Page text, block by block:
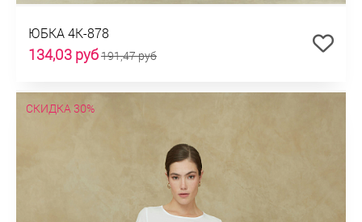
ЮБКА 4К-878
134,03 руб191,47 руб
СКИДКА 30%